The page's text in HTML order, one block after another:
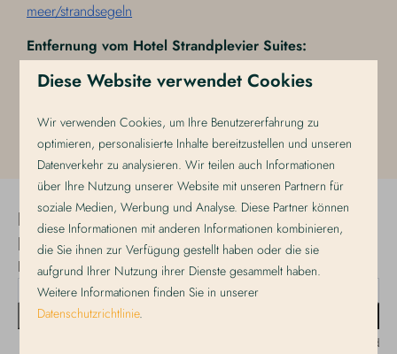
meer/strandsegeln
Entfernung vom Hotel Strandplevier Suites:
Der Blokart Treffpunkt ist vom Strandplevier Suites aus in
19 Minuten mit dem Auto oder in einer halben Stunde mit
dem Fahrrad zu erreichen.
Bleiben Sie auf dem
Laufenden!
Melden Sie sich für unseren Newsletter an!
und
Diese Website verwendet Cookies
Wir verwenden Cookies, um Ihre Benutzererfahrung zu
optimieren, personalisierte Inhalte bereitzustellen und unseren
Datenverkehr zu analysieren. Wir teilen auch Informationen
über Ihre Nutzung unserer Website mit unseren Partnern für
soziale Medien, Werbung und Analyse. Diese Partner können
diese Informationen mit anderen Informationen kombinieren,
die Sie ihnen zur Verfügung gestellt haben oder die sie
aufgrund Ihrer Nutzung ihrer Dienste gesammelt haben.
Weitere Informationen finden Sie in unserer
Datenschutzrichtlinie.